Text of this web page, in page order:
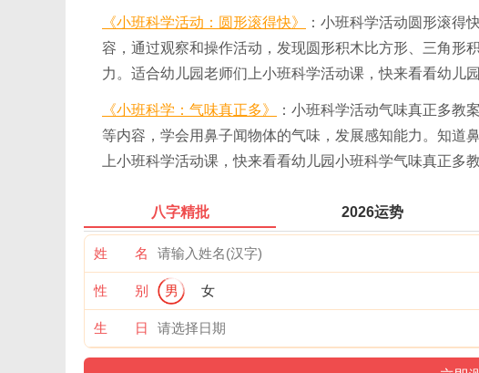
《小班科学活动：圆形滚得快》
：小班科学活动圆形滚得
容，通过观察和操作活动，发现圆形积木比方形、三角形
力。适合幼儿园老师们上小班科学活动课，快来看看幼儿
《小班科学：气味真正多》
：小班科学活动气味真正多教
等内容，学会用鼻子闻物体的气味，发展感知能力。知道
上小班科学活动课，快来看看幼儿园小班科学气味真正多教
八字精批 2026运势
姓 名
性 别 男 女
生 日